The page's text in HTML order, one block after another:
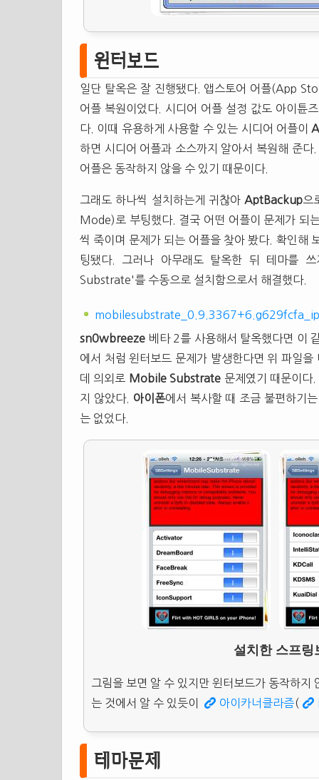
윈터보드
일단 탈옥은 잘 진행됐다. 앱스토어 어플(App
어플 복원이었다. 시디어 어플 설정 값도 아이튠
다. 이때 유용하게 사용할 수 있는 시디어 어플이
하면 시디어 어플과 소스까지 알아서 복원해 준
어플은 동작하지 않을 수 있기 때문이다.
그래도 하나씩 설치하는게 귀찮아 AptBackup으
Mode)로 부팅했다. 결국 어떤 어플이 문제가 되
씩 죽이며 문제가 되는 어플을 찾아 봤다. 확인해
팅됐다. 그러나 아무래도 탈옥한 뒤 테마를
Substrate'를 수동으로 설치함으로서 해결했다.
sn0wbreeze 베타 2를 사용해서 탈옥했다면 이
에서 처럼 윈터보드 문제가 발생한다면 위 파일을
데 의외로
Mobile Substrate 문제였기 때문이다
지 않았다. 아이폰에서 복사할 때 조금 불편하기
는 없었다.
설치한 스프링
그림을 보면 알 수 있지만 윈터보드가 동작하
는 것에서 알 수 있듯이
아이카너클라즘(
테마문제